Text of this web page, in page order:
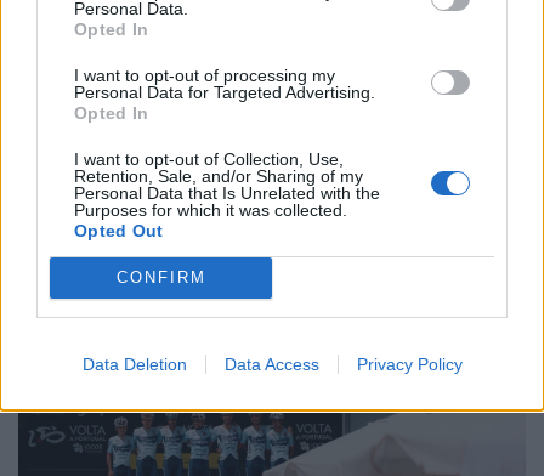
Personal Data.
Opted In
I want to opt-out of processing my
Personal Data for Targeted Advertising.
Opted In
I want to opt-out of Collection, Use,
Retention, Sale, and/or Sharing of my
Personal Data that Is Unrelated with the
Purposes for which it was collected.
Opted Out
CONFIRM
Data Deletion Data Access Privacy Policy
Comentar
Últimas Notícias